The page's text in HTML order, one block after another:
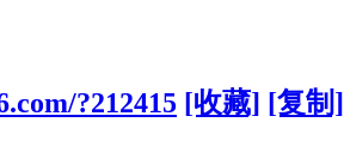
?212415 [收藏] [复制]